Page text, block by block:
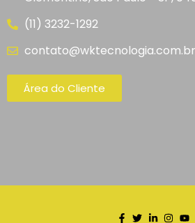
(11) 3232-1292
contato@wktecnologia.com.br
Área do Cliente